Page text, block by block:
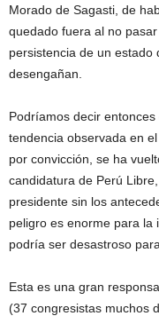
Morado de Sagasti, de
quedado fuera al no
persistencia de un
desengañan.
Podríamos decir
tendencia observada en
por convicción, se ha
candidatura de Perú
presidente sin los
peligro es enorme para la
podría ser desastroso
Esta es una gran
(37 congresistas muchos